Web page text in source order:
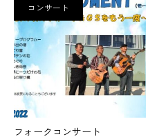
コンサート
フォークコンサート